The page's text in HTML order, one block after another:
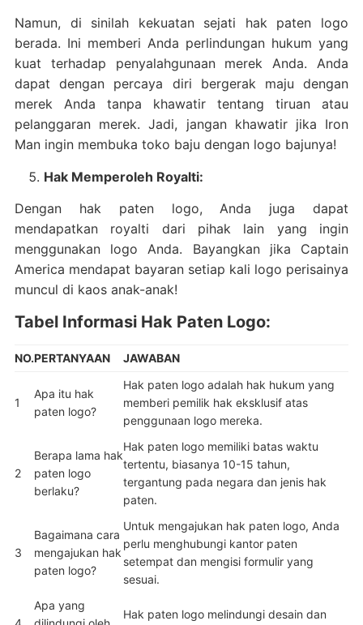
Namun, di sinilah kekuatan sejati hak paten logo
berada. Ini memberi Anda perlindungan hukum yang
kuat terhadap penyalahgunaan merek Anda. Anda
dapat dengan percaya diri bergerak maju dengan
merek Anda tanpa khawatir tentang tiruan atau
pelanggaran merek. Jadi, jangan khawatir jika Iron
Man ingin membuka toko baju dengan logo bajunya!
Hak Memperoleh Royalti:
Dengan hak paten logo, Anda juga dapat
mendapatkan royalti dari pihak lain yang ingin
menggunakan logo Anda. Bayangkan jika Captain
America mendapat bayaran setiap kali logo perisainya
muncul di kaos anak-anak!
Tabel Informasi Hak Paten Logo:
NO.PERTANYAAN JAWABAN
1
Apa itu hak
paten logo?
Hak paten logo adalah hak hukum yang
memberi pemilik hak eksklusif atas
penggunaan logo mereka.
2
Berapa lama hak
paten logo
berlaku?
Hak paten logo memiliki batas waktu
tertentu, biasanya 10-15 tahun,
tergantung pada negara dan jenis hak
paten.
3
Bagaimana cara
mengajukan hak
paten logo?
Untuk mengajukan hak paten logo, Anda
perlu menghubungi kantor paten
setempat dan mengisi formulir yang
sesuai.
Apa yang
Hak paten logo melindungi desain dan